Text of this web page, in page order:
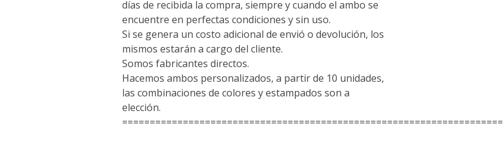
días de recibida la compra, siempre y cuando el ambo se
encuentre en perfectas condiciones y sin uso.
Si se genera un costo adicional de envió o devolución, los
mismos estarán a cargo del cliente.
Somos fabricantes directos.
Hacemos ambos personalizados, a partir de 10 unidades,
las combinaciones de colores y estampados son a
elección.
=====================================================================